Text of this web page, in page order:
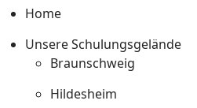
Home
Unsere Schulungsgelände
Braunschweig
Hildesheim